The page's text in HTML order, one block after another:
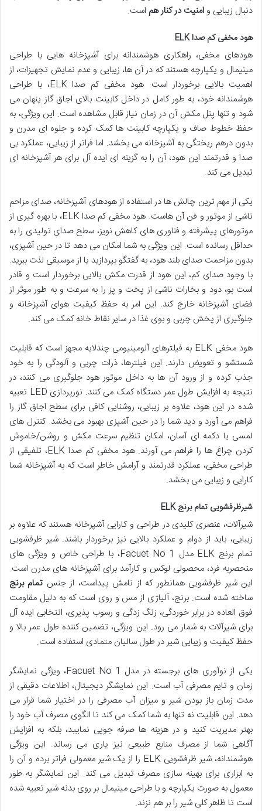
دنبال زیبایی وامنیت در کنار هم است.
هود مخفی کم صدا ELK
هودهای مخفی، راهکاری هوشمندانه برای آشپزخانه هایی با طراحی
مینیمال و یکپارچه هستند که در آن ها، زیبایی و عدم نمایش تجهیزات، از
اهمیت بالایی برخوردار است. هود مخفی کم صدا ELK، با طراحی
هوشمندانه خود، به طور کامل در داخل کابینت بالای اجاق گاز پنهان می
شود و تنها پنل مکش آن در زمان نیاز قابل مشاهده است. این ویژگی، به
حفظ خطوط صاف و یکپارچه کابینت ها کمک کرده و جلوه ای مدرن و
بدون درهم ریختگی به آشپزخانه می بخشد. اما فراتر از زیبایی، عملکرد بی
صدا و قدرتمند این هود، آن را به گزینه ای ایده آل برای هر آشپزخانه ای
تبدیل می کند.
یکی از مهم ترین چالش ها در استفاده از هودهای آشپزخانه، صدای مزاحم
ناشی از موتور و فن آن هاست. هود مخفی کم صدا ELK، با بهره گیری از
موتورهای پیشرفته و فناوری های کاهش نویز، سطح صدای تولیدی را به
حداقل رسانده است. این ویژگی به شما امکان می دهد تا در حین آشپزی،
بدون مزاحمت صدای بلند هود، به گفتگو بپردازید یا از موسیقی لذت ببرید.
با وجود صدای کم، این هود از قدرت مکش بالایی برخوردار است و قادر
است بو، دود و بخارات ناشی از پخت و پز را به سرعت و به طور موثر از
فضای آشپزخانه خارج کند. این امر به حفظ کیفیت هوای آشپزخانه و
جلوگیری از پخش چربی و بوی غذا در سایر نقاط خانه کمک می کند.
هود مخفی ELK به فیلترهای آلومینیومی چندلایه مجهز است که قابلیت
شستشو و تعویض دارند. این فیلترها، ذرات چربی و آلودگی را به خود
جذب کرده و از ورود آن ها به داخل موتور هود جلوگیری می کنند، در
نتیجه به افزایش طول عمر دستگاه کمک می کنند. نورپردازی LED تعبیه
شده در این هود، علاوه بر زیبایی، روشنایی کافی برای سطح اجاق گاز را
فراهم می آورد و دید شما را در حین آشپزی بهبود می بخشد. کنترل های
لمسی یا دکمه ای آسان، امکان تنظیم سرعت مکش و روشن/خاموش
کردن چراغ ها را فراهم می آورند. هود مخفی کم صدا ELK، تلفیقی از
طراحی مخفی، عملکرد قدرتمند و آرامش خاطر است که به آشپزخانه شما
کارایی و زیبایی می بخشد.
شیرظرفشویی تمام برنج ELK
شیرآلات، عنصری کلیدی در طراحی و کارایی آشپزخانه هستند که علاوه بر
زیبایی، باید از دوام و عملکرد بالایی نیز برخوردار باشند. شیر ظرفشویی
تمام برنج ELK مدل Facuet No 1، با طراحی خاص و ویژگی های
منحصربه فرد، محصولی لوکس و کارآمد برای آشپزخانه های مدرن است.
این شیر ظرفشویی همانطور که از نامش پیداست، از جنس تمام برنج
ساخته شده است. برنج، آلیاژی از مس و روی است که به دلیل مقاومت
فوق العاده در برابر خوردگی، زنگ زدگی و رسوب پذیری، انتخابی ایده آل
برای شیرآلات به شمار می رود. این ویژگی، تضمین کننده طول عمر بالا و
حفظ کیفیت و زیبایی شیر در طول سالیان متمادی استفاده است.
یکی از نوآوری های برجسته در مدل Facuet No 1، ویژگی نمایشگر
زمان و تایم مصرفی آب است. این نمایشگر دیجیتال، اطلاعات دقیقی از
مدت زمان باز بودن شیر و میزان آب مصرفی را در اختیار شما قرار می
دهد. این قابلیت نه تنها به شما کمک می کند تا الگوی مصرف آب خود را
بهتر مدیریت کنید و در هزینه ها صرفه جویی نمایید، بلکه به افزایش
آگاهی شما از مصرف منابع طبیعی نیز یاری می رساند. این ویژگی
هوشمندانه، شیر ظرفشویی ELK را از یک شیر معمولی فراتر برده و آن را
به ابزاری برای بهینه سازی مصرف تبدیل می کند. این نمایشگر به طور
معمول به صورت یکپارچه و با طراحی مینیمال بر روی بدنه شیر تعبیه شده
است تا ظاهر کلی شیر را بر هم نزند.